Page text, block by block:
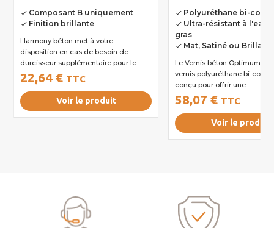
done Composant B uniquement
done Finition brillante
Harmony béton met à votre
disposition en cas de besoin de
durcisseur supplémentaire pour le...
22,64 € TTC
Voir le produit
done Polyuréthane bi-
done Ultra-résistant à l'eau
gras
done Mat, Satiné ou Brillant
Le Vernis béton Optimum® est un
vernis polyuréthane bi-
conçu pour offrir une...
58,07 € TTC
Voir le produit